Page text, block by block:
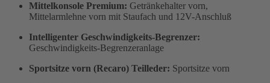
Mittelkonsole Premium: Getränkehalter vorn,
Mittelarmlehne vorn mit Staufach und 12V-Anschluß
Intelligenter Geschwindigkeits-Begrenzer:
Geschwindigkeits-Begrenzeranlage
Sportsitze vorn (Recaro) Teilleder: Sportsitze vorn